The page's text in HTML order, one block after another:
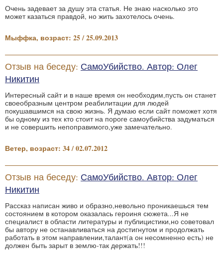
Очень задевает за душу эта статья. Не знаю насколько это
может казаться правдой, но жить захотелось очень.
Мыффка, возраст: 25 / 25.09.2013
Отзыв на беседу: СамоУбийство. Автор: Олег
Никитин
Интересный сайт и в наше время он необходим,пусть он станет
своеобразным центром реабилитации для людей
покушавшимся на свою жизнь. Я думаю если сайт поможет хотя
бы одному из тех кто стоит на пороге самоубийства задуматься
и не совершить непоправимого,уже замечательно.
Ветер, возраст: 34 / 02.07.2012
Отзыв на беседу: СамоУбийство. Автор: Олег
Никитин
Рассказ написан живо и образно,невольно проникаешься тем
состоянием в котором оказалась героиня сюжета...Я не
специалист в области литературы и публицистики,но советовал
бы автору не останавливаться на достигнутом и продолжать
работать в этом направлении,талант(а он несомненно есть) не
должен быть зарыт в землю-так держать!!!